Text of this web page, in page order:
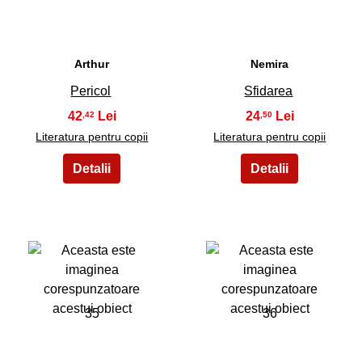
Arthur
Pericol
42 ,42
Literatura pentru copii
Nemira
Sfidarea
24 ,50
Literatura pentru copii
35 36